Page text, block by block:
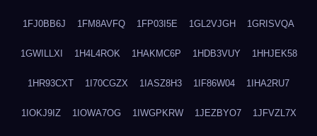
1FJ0BB6J 1FM8AVFQ 1FP03I5E 1GL2VJGH 1GRISVQA
1GWILLXI 1H4L4ROK 1HAKMC6P 1HDB3VUY 1HHJEK58
1HR93CXT 1I70CGZX 1IASZ8H3 1IF86W04 1IHA2RU7
1IOKJ9IZ 1IOWA7OG 1IWGPKRW 1JEZBYO7 1JFVZL7X